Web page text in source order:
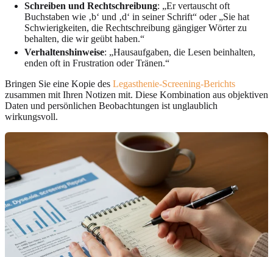
Schreiben und Rechtschreibung: „Er vertauscht oft
Buchstaben wie ‚b‘ und ‚d‘ in seiner Schrift“ oder „Sie hat
Schwierigkeiten, die Rechtschreibung gängiger Wörter zu
behalten, die wir geübt haben.“
Verhaltenshinweise: „Hausaufgaben, die Lesen beinhalten,
enden oft in Frustration oder Tränen.“
Bringen Sie eine Kopie des Legasthenie-Screening-Berichts
zusammen mit Ihren Notizen mit. Diese Kombination aus objektiven
Daten und persönlichen Beobachtungen ist unglaublich
wirkungsvoll.